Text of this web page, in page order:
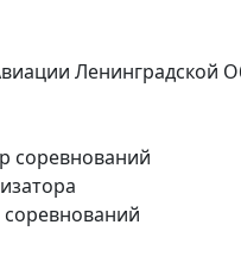
Ленинградской
соревнований
соревнований